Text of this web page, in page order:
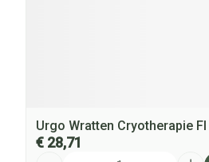
Urgo Wratten Cryotherapie
€ 28,71